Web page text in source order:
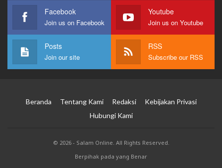
Facebook
Join us on Facebook
Youtube
Join us on Youtube
Posts
Join our site
RSS
Subscribe our RSS
Beranda Tentang Kami Redaksi
Kebijakan Privasi
Hubungi Kami
© 2026 - Salam Online. All Rights Reserved.
Berpihak pada yang Benar